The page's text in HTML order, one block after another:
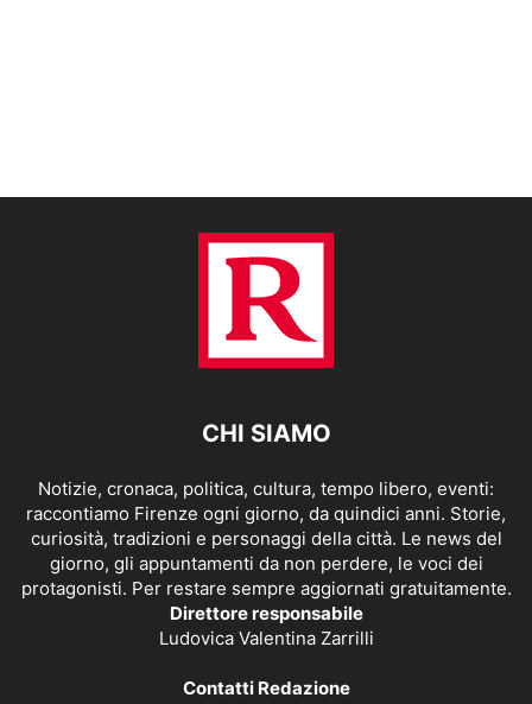
CHI SIAMO
Notizie, cronaca, politica, cultura, tempo libero, eventi:
raccontiamo Firenze ogni giorno, da quindici anni. Storie,
curiosità, tradizioni e personaggi della città. Le news del
giorno, gli appuntamenti da non perdere, le voci dei
protagonisti. Per restare sempre aggiornati gratuitamente.
Direttore responsabile
Ludovica Valentina Zarrilli
Contatti Redazione